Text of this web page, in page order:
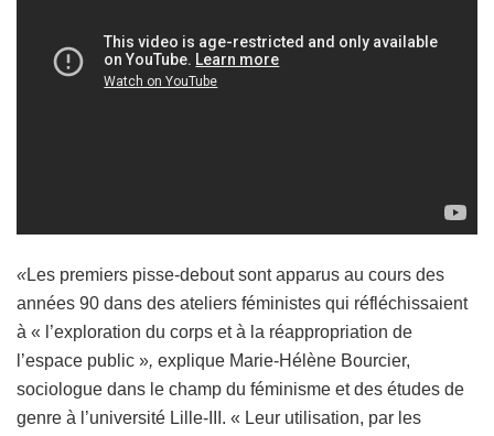
«Les premiers pisse-debout sont apparus au cours des
années 90 dans des ateliers féministes qui réfléchissaient
à « l’exploration du corps et à la réappropriation de
l’espace public », explique Marie-Hélène Bourcier,
sociologue dans le champ du féminisme et des études de
genre à l’université Lille-III. « Leur utilisation, par les